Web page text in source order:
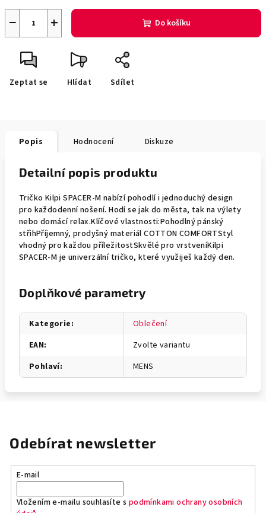
+
− Do košíku
Zeptat se Hlídat Sdílet
Popis Hodnocení Diskuze
Detailní popis produktu
Tričko Kilpi SPACER-M nabízí pohodlí i jednoduchý design
pro každodenní nošení. Hodí se jak do města, tak na výlety
nebo domácí relax.Klíčové vlastnosti:Pohodlný pánský
střihPříjemný, prodyšný materiál COTTON COMFORTStyl
vhodný pro každou příležitostSkvělé pro vrstveníKilpi
SPACER-M je univerzální tričko, které využiješ každý den.
Doplňkové parametry
Kategorie:
Oblečení
EAN:
Zvolte variantu
Pohlaví: MENS
Odebírat newsletter
E-mail
Vložením e-mailu souhlasíte s podmínkami ochrany osobních